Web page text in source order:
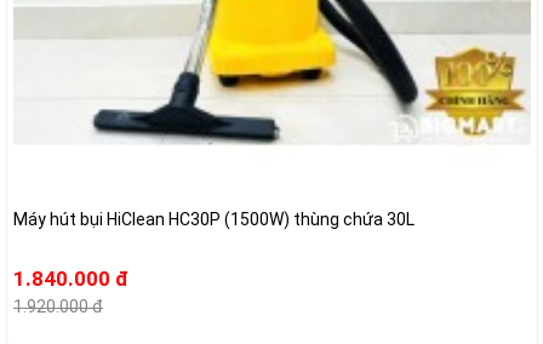
Máy hút bụi HiClean HC30P (1500W) thùng chứa 30L
1.840.000 đ
1.920.000 đ